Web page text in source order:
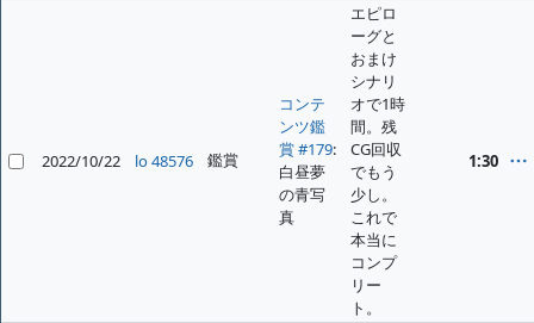
2022/10/22 lo 48576 鑑賞
コンテ
ンツ鑑
賞 #179:
白昼夢
の青写
真
エピロ
ーグと
おまけ
シナリ
オで1時
間。残
CG回収
でもう
少し。
これで
本当に
コンプ
リー
ト。
1:30